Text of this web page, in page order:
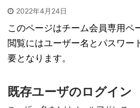
2022年4月24日
このページはチーム会員専用ペ
閲覧にはユーザー名とパスワー
要となります。
既存ユーザのログイン